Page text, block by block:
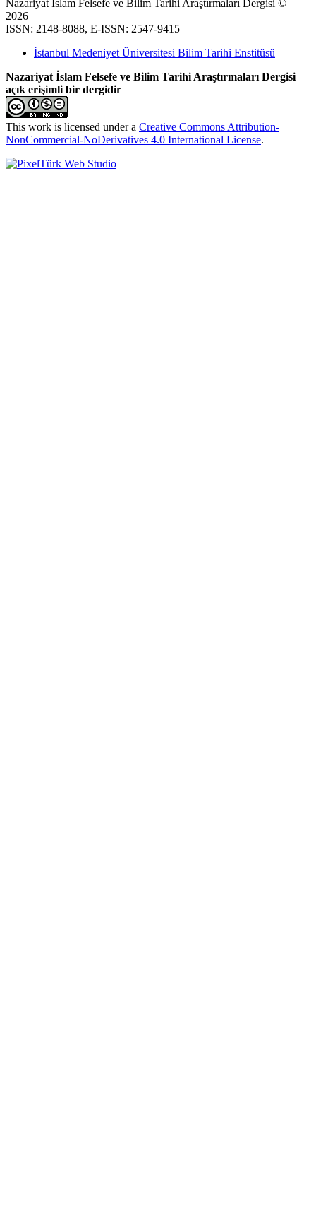
Nazariyat İslam Felsefe ve Bilim Tarihi Araştırmaları Dergisi ©
2026
ISSN: 2148-8088, E-ISSN: 2547-9415
İstanbul Medeniyet Üniversitesi Bilim Tarihi Enstitüsü
Nazariyat İslam Felsefe ve Bilim Tarihi Araştırmaları Dergisi
açık erişimli bir dergidir
This work is licensed under a Creative Commons Attribution-
NonCommercial-NoDerivatives 4.0 International License.